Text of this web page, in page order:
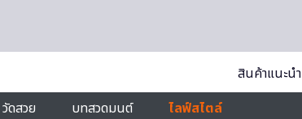
สินค้าแนะนำ
วัดสวย บทสวดมนต์ ไลฟ์สไตล์